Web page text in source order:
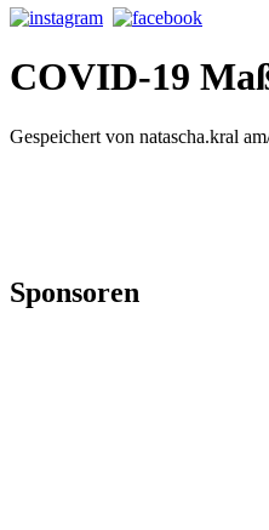
COVID-19
Gespeichert von natascha.kral
Sponsoren